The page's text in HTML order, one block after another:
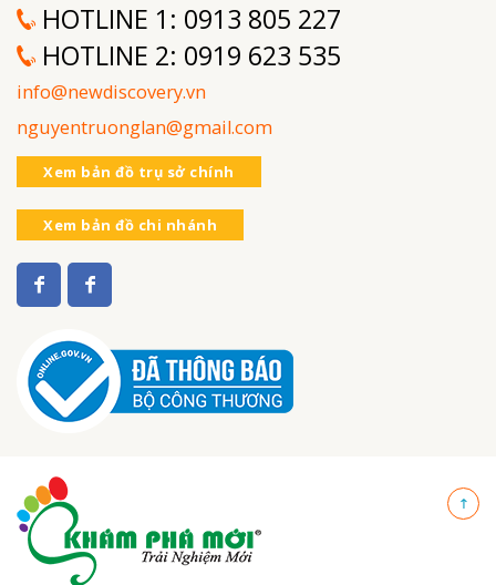
HOTLINE 1: 0913 805 227
HOTLINE 2: 0919 623 535
info@newdiscovery.vn
nguyentruonglan@gmail.com
Xem bản đồ trụ sở chính
Xem bản đồ chi nhánh